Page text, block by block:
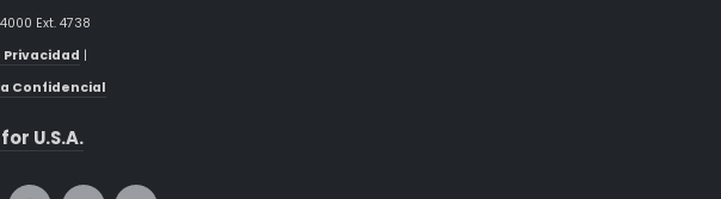
Ext. 4738
Privacidad |
Confidencial
U.S.A.